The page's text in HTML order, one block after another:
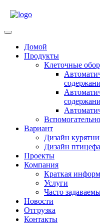
Open
Домой
Продукты
Клеточные
Вариант
Дизайн
Дизайн
Проекты
Компания
Краткая
Услуги
Часто
Новости
Отгрузка
Контакты